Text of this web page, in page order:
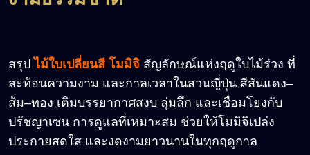
สรุป ไม้ใบเปลี่ยนสี โมมิจิ สัญลักษณ์แห่งฤดูใบไม้ร่วง ที่
สะท้อนความงาม และกาลเวลาในสวนญี่ปุ่น สีสันแดง–
ส้ม–ทอง เติมบรรยากาศสงบ ลุ่มลึก และเชื่อมโยงกับ
ปรัชญาเซน การดูแลที่เหมาะสม ช่วยให้โมมิจิเปล่ง
ประกายสดใส และงดงามยาวนานในทุกฤดูกาล